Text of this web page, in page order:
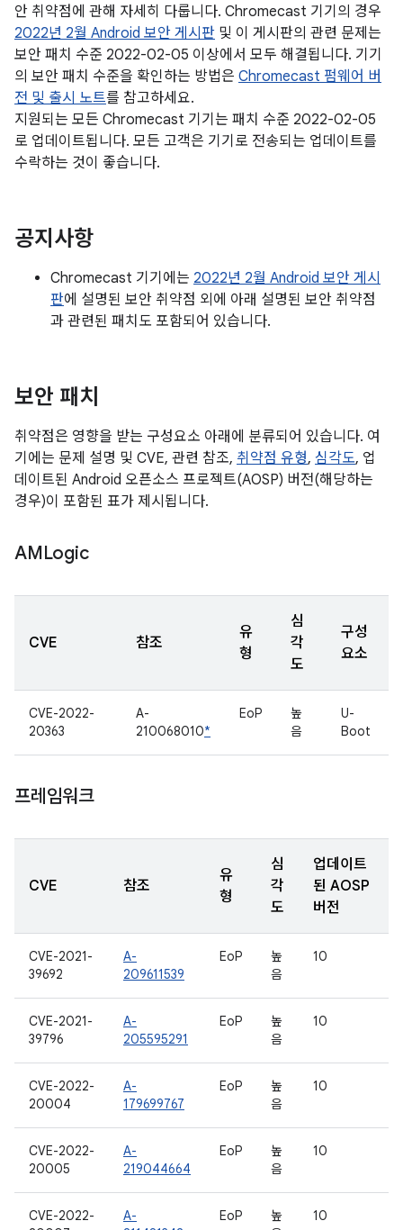
안 취약점에 관해 자세히 다룹니다. Chromecast 기기의 경우
2022년 2월 Android 보안 게시판 및 이 게시판의 관련 문제는
보안 패치 수준 2022-02-05 이상에서 모두 해결됩니다. 기기
의 보안 패치 수준을 확인하는 방법은 Chromecast 펌웨어 버
전 및 출시 노트를 참고하세요.
지원되는 모든 Chromecast 기기는 패치 수준 2022-02-05
로 업데이트됩니다. 모든 고객은 기기로 전송되는 업데이트를
수락하는 것이 좋습니다.
공지사항
Chromecast 기기에는 2022년 2월 Android 보안 게시
판에 설명된 보안 취약점 외에 아래 설명된 보안 취약점
과 관련된 패치도 포함되어 있습니다.
보안 패치
취약점은 영향을 받는 구성요소 아래에 분류되어 있습니다. 여
기에는 문제 설명 및 CVE, 관련 참조, 취약점 유형, 심각도, 업
데이트된 Android 오픈소스 프로젝트(AOSP) 버전(해당하는
경우)이 포함된 표가 제시됩니다.
AMLogic
CVE 참조
유
형
심
각
도
구성
요소
CVE-2022-
20363
A-
210068010*
EoP
높
음
U-
Boot
프레임워크
CVE 참조
유
형
심
각
도
업데이트
된 AOSP
버전
CVE-2021-
39692
A-
209611539
EoP
높
음
10
CVE-2021-
39796
A-
205595291
EoP
높
음
10
CVE-2022-
20004
A-
179699767
EoP
높
음
10
CVE-2022-
20005
A-
219044664
EoP
높
음
10
CVE-2022-
A-
EoP
높
10